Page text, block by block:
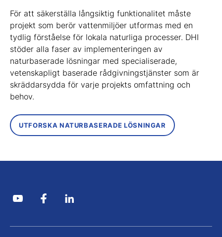
För att säkerställa långsiktig funktionalitet måste
projekt som berör vattenmiljöer utformas med en
tydlig förståelse för lokala naturliga processer. DHI
stöder alla faser av implementeringen av
naturbaserade lösningar med specialiserade,
vetenskapligt baserade rådgivningstjänster som är
skräddarsydda för varje projekts omfattning och
behov.
UTFORSKA NATURBASERADE LÖSNINGAR